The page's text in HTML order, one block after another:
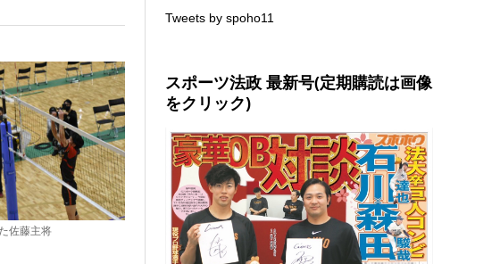
佐藤主将
Tweets by spoho11
スポーツ法政 最新号(定期購読は画像
をクリック)